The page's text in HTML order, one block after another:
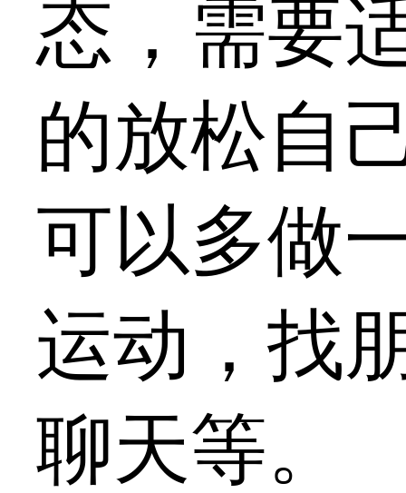
态，需要
的放松自
可以多做
运动，找
聊天等。